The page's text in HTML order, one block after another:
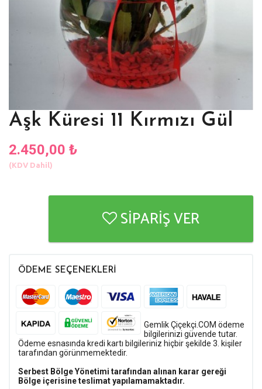
Aşk Küresi 11 Kırmızı Gül
2.450,00 ₺
(KDV Dahil)
SİPARİŞ VER
ÖDEME SEÇENEKLERİ
Gemlik Çiçekçi.COM ödeme
bilgilerinizi güvende tutar.
Ödeme esnasında kredi kartı bilgileriniz hiçbir şekilde 3. kişiler
tarafından görünmemektedir.
Serbest Bölge Yönetimi tarafından alınan karar gereği
Bölge içerisine teslimat yapılamamaktadır.